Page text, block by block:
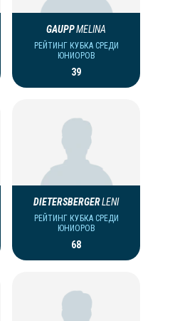
GAUPPMELINA
РЕЙТИНГ КУБКА СРЕДИ
ЮНИОРОВ
39
DIETERSBERGERLENI
РЕЙТИНГ КУБКА СРЕДИ
ЮНИОРОВ
68